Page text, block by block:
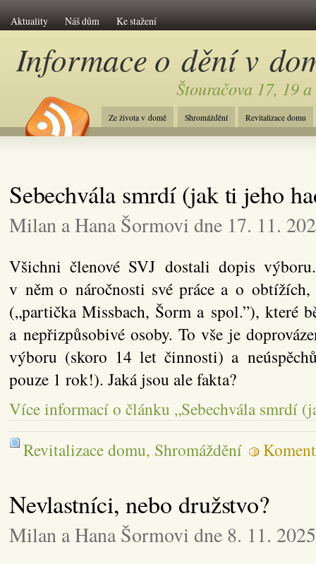
Aktuality Náš dům Ke stažení
Informace o dění v
Štouračova 17, 19
Ze života v domě Shromáždění Revitalizace domu
Sebechvála smrdí (jak ti jeho
Milan a Hana Šormovi dne 17. 11.
Všichni členové SVJ dostali dopis
v něm o náročnosti své práce a o
(„partička Missbach, Šorm a spol.”), které
a nepřizpůsobivé osoby. To vše je
výboru (skoro 14 let činnosti) a
pouze 1 rok!). Jaká jsou ale fakta?
Více informací o článku „Sebechvála smrdí
Revitalizace domu, Shromáždění
Nevlastníci, nebo družstvo?
Milan a Hana Šormovi dne 8. 11. 2025